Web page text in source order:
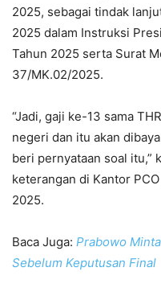
2025, sebagai tindak
2025 dalam Instruksi
Tahun 2025 serta Surat
37/MK.02/2025.
“Jadi, gaji ke-13 sama
negeri dan itu akan
beri pernyataan soal itu,”
keterangan di Kantor
2025.
Baca Juga: Prabowo
Sebelum Keputusan Final